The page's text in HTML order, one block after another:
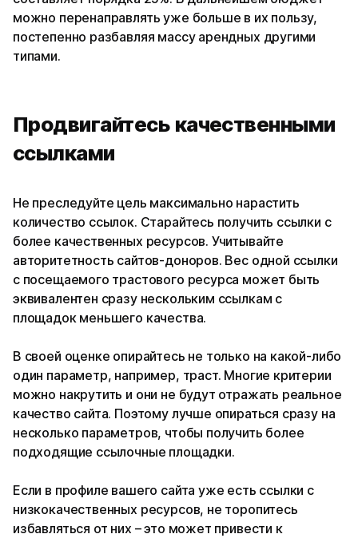
можно перенаправлять уже больше в их пользу,
постепенно разбавляя массу арендных другими
типами.
Продвигайтесь качественными
ссылками
Не преследуйте цель максимально нарастить
количество ссылок. Старайтесь получить ссылки с
более качественных ресурсов. Учитывайте
авторитетность сайтов-доноров. Вес одной ссылки
с посещаемого трастового ресурса может быть
эквивалентен сразу нескольким ссылкам с
площадок меньшего качества.
В своей оценке опирайтесь не только на какой-либо
один параметр, например, траст. Многие критерии
можно накрутить и они не будут отражать реальное
качество сайта. Поэтому лучше опираться сразу на
несколько параметров, чтобы получить более
подходящие ссылочные площадки.
Если в профиле вашего сайта уже есть ссылки с
низкокачественных ресурсов, не торопитесь
избавляться от них – это может привести к